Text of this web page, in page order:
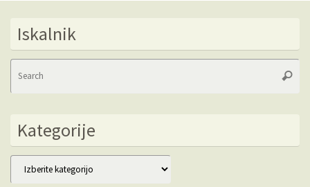
Iskalnik
Kategorije
Kategorije